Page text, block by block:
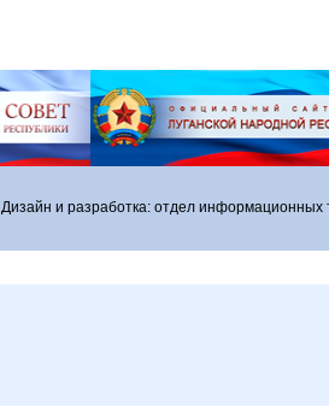
Дизайн и разработка: отдел информационных